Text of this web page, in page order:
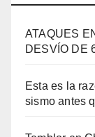
ATAQUES
DESVÍO DE
Esta es la
sismo antes